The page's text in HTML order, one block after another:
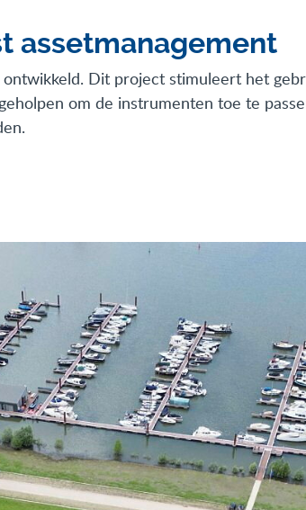
assetmanagement
Dit project stimuleert het
om de instrumenten toe te